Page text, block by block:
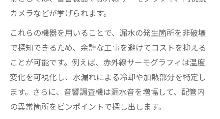
カメラなどが挙げられます。
これらの機器を用いることで、漏水の発生箇所を非破壊
で探知できるため、余計な工事を避けてコストを抑える
ことが可能です。例えば、赤外線サーモグラフィは温度
変化を可視化し、水漏れによる冷却や加熱部分を特定し
ます。さらに、音響調査機は漏水音を増幅して、配管内
の異常箇所をピンポイントで探し出します。